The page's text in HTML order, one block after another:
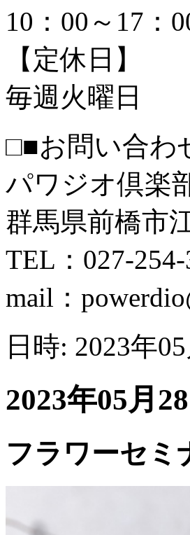
10：00～17：
【定休日】
毎週火曜日
□■お問い合わ
パワジオ倶楽
群馬県前橋市
TEL：027-254-
mail：
日時: 2023年
2023年05月
フラワーセミ